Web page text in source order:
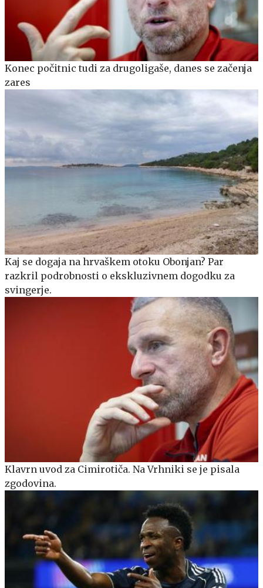
Konec počitnic tudi za drugoligaše, danes se začenja
zares
Kaj se dogaja na hrvaškem otoku Obonjan? Par
razkril podrobnosti o ekskluzivnem dogodku za
svingerje.
Klavrn uvod za Cimirotiča. Na Vrhniki se je pisala
zgodovina.